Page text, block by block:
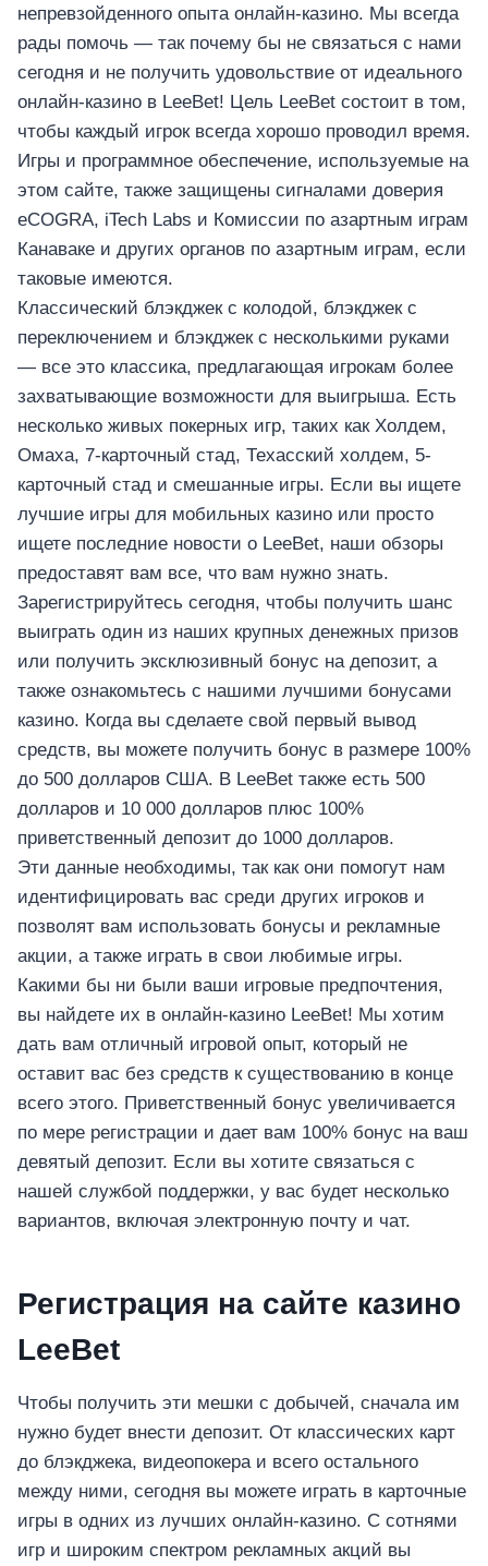
непревзойденного опыта онлайн-казино. Мы всегда
рады помочь — так почему бы не связаться с нами
сегодня и не получить удовольствие от идеального
онлайн-казино в LeeBet! Цель LeeBet состоит в том,
чтобы каждый игрок всегда хорошо проводил время.
Игры и программное обеспечение, используемые на
этом сайте, также защищены сигналами доверия
eCOGRA, iTech Labs и Комиссии по азартным играм
Канаваке и других органов по азартным играм, если
таковые имеются.
Классический блэкджек с колодой, блэкджек с
переключением и блэкджек с несколькими руками
— все это классика, предлагающая игрокам более
захватывающие возможности для выигрыша. Есть
несколько живых покерных игр, таких как Холдем,
Омаха, 7-карточный стад, Техасский холдем, 5-
карточный стад и смешанные игры. Если вы ищете
лучшие игры для мобильных казино или просто
ищете последние новости о LeeBet, наши обзоры
предоставят вам все, что вам нужно знать.
Зарегистрируйтесь сегодня, чтобы получить шанс
выиграть один из наших крупных денежных призов
или получить эксклюзивный бонус на депозит, а
также ознакомьтесь с нашими лучшими бонусами
казино. Когда вы сделаете свой первый вывод
средств, вы можете получить бонус в размере 100%
до 500 долларов США. В LeeBet также есть 500
долларов и 10 000 долларов плюс 100%
приветственный депозит до 1000 долларов.
Эти данные необходимы, так как они помогут нам
идентифицировать вас среди других игроков и
позволят вам использовать бонусы и рекламные
акции, а также играть в свои любимые игры.
Какими бы ни были ваши игровые предпочтения,
вы найдете их в онлайн-казино LeeBet! Мы хотим
дать вам отличный игровой опыт, который не
оставит вас без средств к существованию в конце
всего этого. Приветственный бонус увеличивается
по мере регистрации и дает вам 100% бонус на ваш
девятый депозит. Если вы хотите связаться с
нашей службой поддержки, у вас будет несколько
вариантов, включая электронную почту и чат.
Регистрация на сайте казино
LeeBet
Чтобы получить эти мешки с добычей, сначала им
нужно будет внести депозит. От классических карт
до блэкджека, видеопокера и всего остального
между ними, сегодня вы можете играть в карточные
игры в одних из лучших онлайн-казино. С сотнями
игр и широким спектром рекламных акций вы